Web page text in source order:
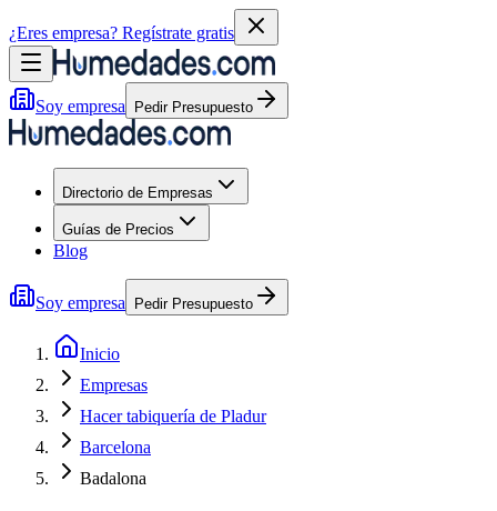
¿Eres empresa? Regístrate gratis
Soy empresa Pedir Presupuesto
Directorio de Empresas
Guías de Precios
Blog
Soy empresa Pedir Presupuesto
Inicio
Empresas
Hacer tabiquería de Pladur
Barcelona
Badalona